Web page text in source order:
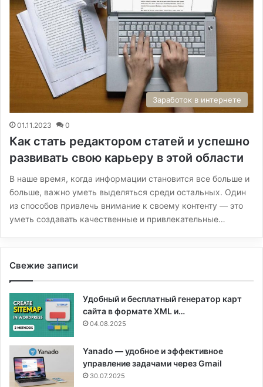
Заработок в интернете
01.11.2023 0
Как стать редактором статей и успешно
развивать свою карьеру в этой области
В наше время, когда информации становится все больше и
больше, важно уметь выделяться среди остальных. Один
из способов привлечь внимание к своему контенту — это
уметь создавать качественные и привлекательные…
Свежие записи
Удобный и бесплатный генератор карт
сайта в формате XML и…
04.08.2025
Yanado — удобное и эффективное
управление задачами через Gmail
30.07.2025